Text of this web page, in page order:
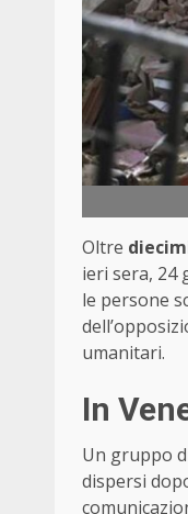
Oltre
ieri sera, 24
le persone
umanitari.
In
Un gruppo
dispersi